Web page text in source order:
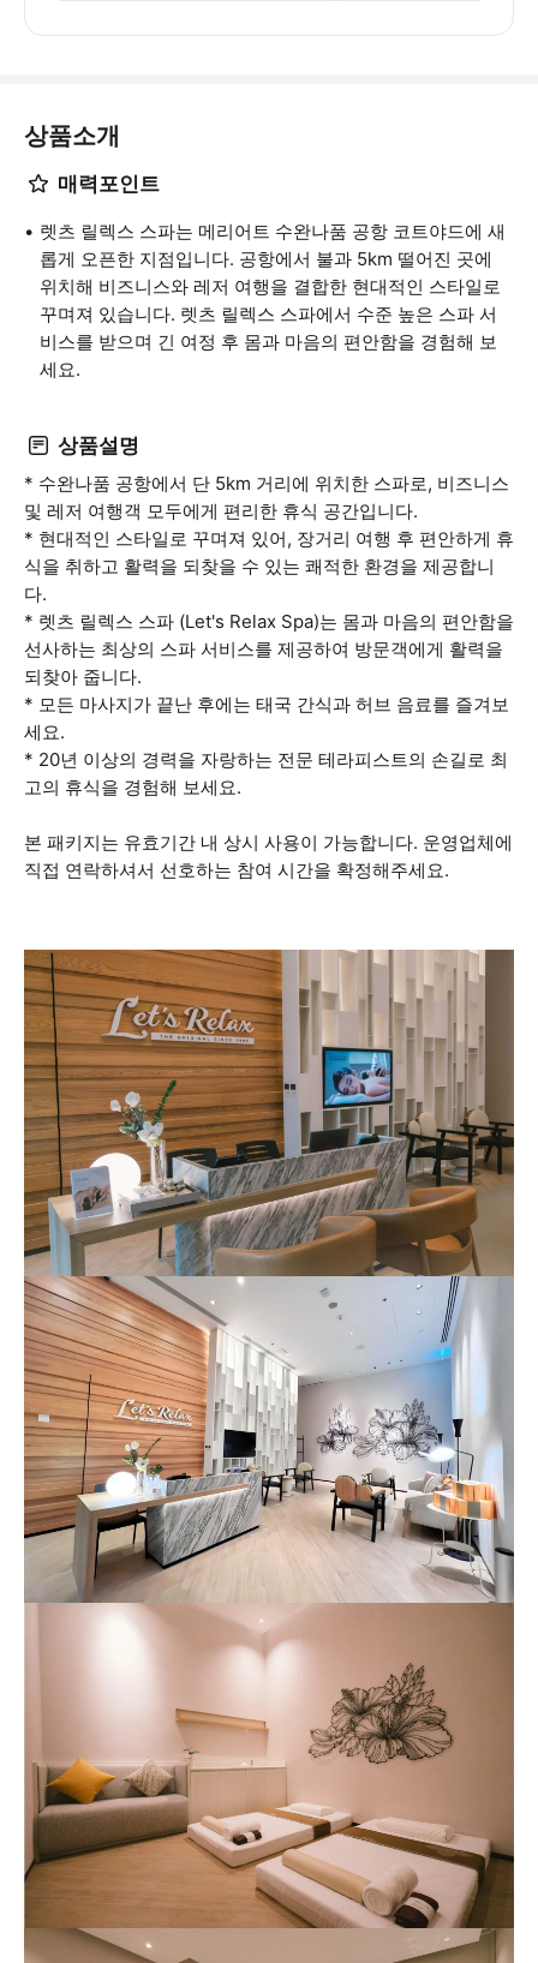
상품소개
매력포인트
렛츠 릴렉스 스파는 메리어트 수완나품 공항 코트야드에 새
롭게 오픈한 지점입니다. 공항에서 불과 5km 떨어진 곳에
위치해 비즈니스와 레저 여행을 결합한 현대적인 스타일로
꾸며져 있습니다. 렛츠 릴렉스 스파에서 수준 높은 스파 서
비스를 받으며 긴 여정 후 몸과 마음의 편안함을 경험해 보
세요.
상품설명
* 수완나품 공항에서 단 5km 거리에 위치한 스파로, 비즈니스
및 레저 여행객 모두에게 편리한 휴식 공간입니다.
* 현대적인 스타일로 꾸며져 있어, 장거리 여행 후 편안하게 휴
식을 취하고 활력을 되찾을 수 있는 쾌적한 환경을 제공합니
다.
* 렛츠 릴렉스 스파 (Let's Relax Spa)는 몸과 마음의 편안함을
선사하는 최상의 스파 서비스를 제공하여 방문객에게 활력을
되찾아 줍니다.
* 모든 마사지가 끝난 후에는 태국 간식과 허브 음료를 즐겨보
세요.
* 20년 이상의 경력을 자랑하는 전문 테라피스트의 손길로 최
고의 휴식을 경험해 보세요.
본 패키지는 유효기간 내 상시 사용이 가능합니다. 운영업체에
직접 연락하셔서 선호하는 참여 시간을 확정해주세요.